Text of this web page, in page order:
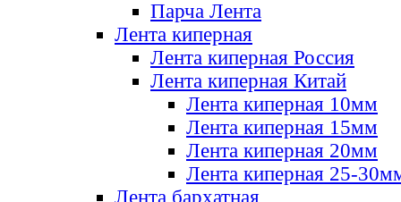
Парча Лента
Лента киперная
Лента киперная Россия
Лента киперная Китай
Лента киперная 10мм
Лента киперная 15мм
Лента киперная 20мм
Лента киперная 25-
Лента бархатная